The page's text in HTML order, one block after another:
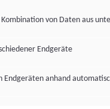
von Daten aus
Endgeräte
Endgeräten anhand